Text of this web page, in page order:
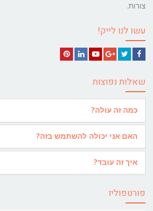
צורות.
עשו לנו לייק!
שאלות נפוצות
כמה זה עולה?
האם אני יכולה להשתמש בזה?
איך זה עובד?
פורטפוליו